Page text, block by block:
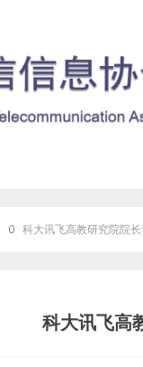
ꄲ 科大讯飞高教研究院院
科大讯飞高